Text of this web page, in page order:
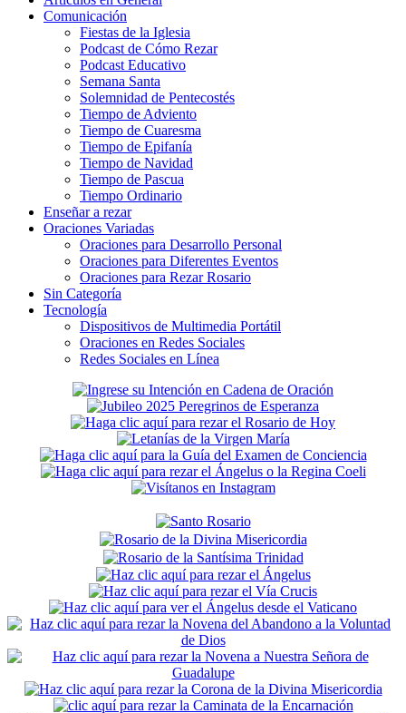
Comunicación
Fiestas de la Iglesia
Podcast de Cómo Rezar
Podcast Educativo
Semana Santa
Solemnidad de Pentecostés
Tiempo de Adviento
Tiempo de Cuaresma
Tiempo de Epifanía
Tiempo de Navidad
Tiempo de Pascua
Tiempo Ordinario
Enseñar a rezar
Oraciones Variadas
Oraciones para Desarrollo Personal
Oraciones para Diferentes Eventos
Oraciones para Rezar Rosario
Sin Categoría
Tecnología
Dispositivos de Multimedia Portátil
Oraciones en Redes Sociales
Redes Sociales en Línea
Secondary
Sidebar